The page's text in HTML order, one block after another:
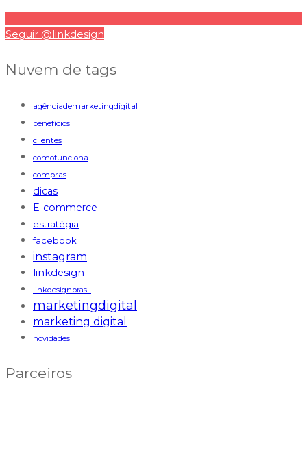
Seguir @linkdesign
Nuvem de tags
agênciademarketingdigital
benefícios
clientes
comofunciona
compras
dicas
E-commerce
estratégia
facebook
instagram
linkdesign
linkdesignbrasil
marketingdigital
marketing digital
novidades
Parceiros